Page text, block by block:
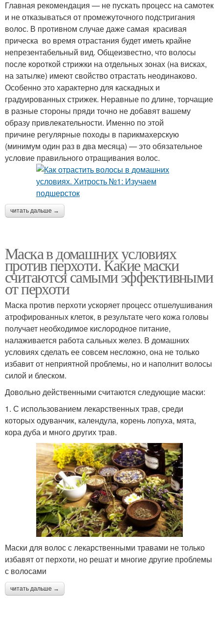
Главная рекомендация — не пускать процесс на самотек
и не отказываться от промежуточного подстригания
волос. В противном случае даже самая красивая
прическа во время отрастания будет иметь крайне
непрезентабельный вид. Общеизвестно, что волосы
после короткой стрижки на отдельных зонах (на висках,
на затылке) имеют свойство отрастать неодинаково.
Особенно это характерно для каскадных и
градуированных стрижек. Неравные по длине, торчащие
в разные стороны пряди точно не добавят вашему
образу привлекательности. Именно по этой
причине регулярные походы в парикмахерскую
(минимум один раз в два месяца) — это обязательное
условие правильного отращивания волос.
читать дальше →
Маска в домашних условиях
против перхоти. Какие маски
считаются самыми эффективными
от перхоти
Маска против перхоти ускоряет процесс отшелушивания
атрофированных клеток, в результате чего кожа головы
получает необходимое кислородное питание,
налаживается работа сальных желез. В домашних
условиях сделать ее совсем несложно, она не только
избавит от неприятной проблемы, но и наполнит волосы
силой и блеском.
Довольно действенными считаются следующие маски:
1. С использованием лекарственных трав, среди
которых одуванчик, календула, корень лопуха, мята,
кора дуба и много других трав.
Маски для волос с лекарственными травами не только
избавят от перхоти, но решат и многие другие проблемы
с волосами
читать дальше →